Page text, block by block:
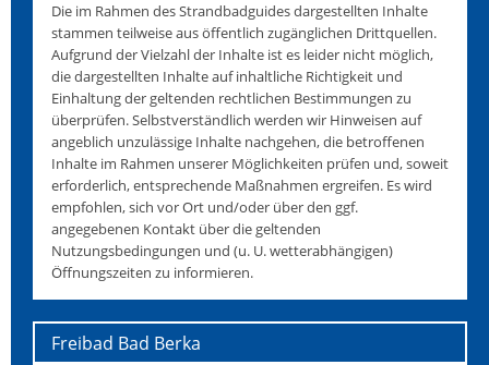
Die im Rahmen des Strandbadguides dargestellten Inhalte
stammen teilweise aus öffentlich zugänglichen Drittquellen.
Aufgrund der Vielzahl der Inhalte ist es leider nicht möglich,
die dargestellten Inhalte auf inhaltliche Richtigkeit und
Einhaltung der geltenden rechtlichen Bestimmungen zu
überprüfen. Selbstverständlich werden wir Hinweisen auf
angeblich unzulässige Inhalte nachgehen, die betroffenen
Inhalte im Rahmen unserer Möglichkeiten prüfen und, soweit
erforderlich, entsprechende Maßnahmen ergreifen. Es wird
empfohlen, sich vor Ort und/oder über den ggf.
angegebenen Kontakt über die geltenden
Nutzungsbedingungen und (u. U. wetterabhängigen)
Öffnungszeiten zu informieren.
Freibad Bad Berka